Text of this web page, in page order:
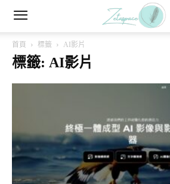
首頁 標籤 AI影片
標籤: AI影片